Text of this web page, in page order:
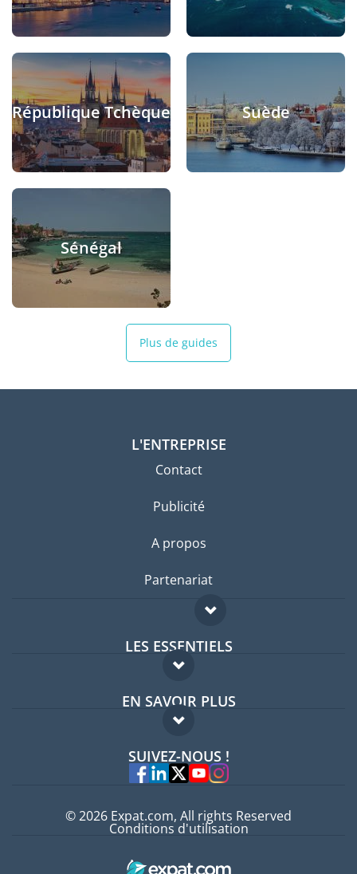
République Tchèque Suède
Sénégal
Plus de guides
L'ENTREPRISE
Contact
Publicité
A propos
Partenariat
LES ESSENTIELS
Forum expatriés
Guides pays
EN SAVOIR PLUS
FAQ
Experts
SUIVEZ-NOUS !
© 2026 Expat.com, All rights Reserved
Conditions d'utilisation